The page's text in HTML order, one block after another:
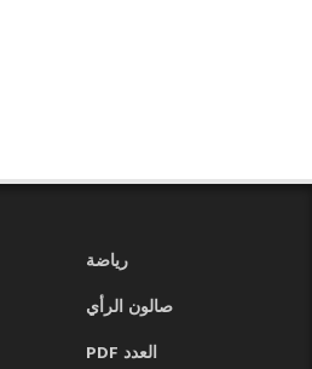
رياضة
صالون الرأي
العدد PDF